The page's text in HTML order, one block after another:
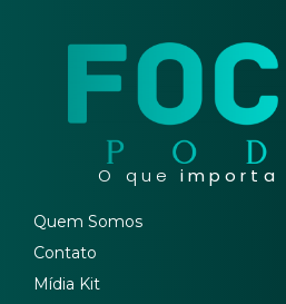
O que importa
Quem Somos
Contato
Mídia Kit